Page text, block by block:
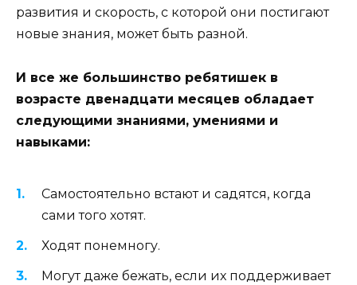
развития и скорость, с которой они постигают
новые знания, может быть разной.
И все же большинство ребятишек в
возрасте двенадцати месяцев обладает
следующими знаниями, умениями и
навыками:
Самостоятельно встают и садятся, когда
сами того хотят.
Ходят понемногу.
Могут даже бежать, если их поддерживает